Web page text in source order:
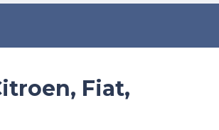
Fiat,